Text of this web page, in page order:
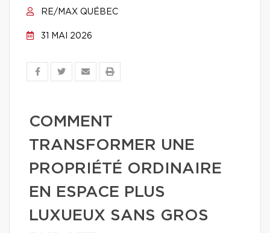
RE/MAX QUÉBEC
31 MAI 2026
COMMENT
TRANSFORMER UNE
PROPRIÉTÉ ORDINAIRE
EN ESPACE PLUS
LUXUEUX SANS GROS